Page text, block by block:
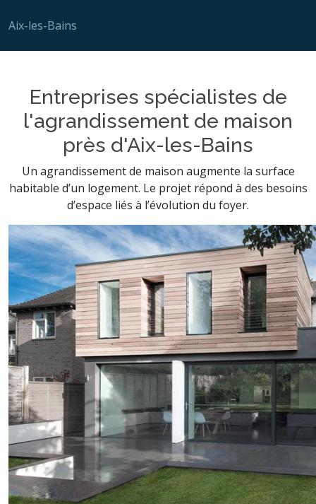
Aix-les-Bains
Entreprises spécialistes de
l'agrandissement de maison
près d'Aix-les-Bains
Un agrandissement de maison augmente la surface
habitable d’un logement. Le projet répond à des besoins
d’espace liés à l’évolution du foyer.